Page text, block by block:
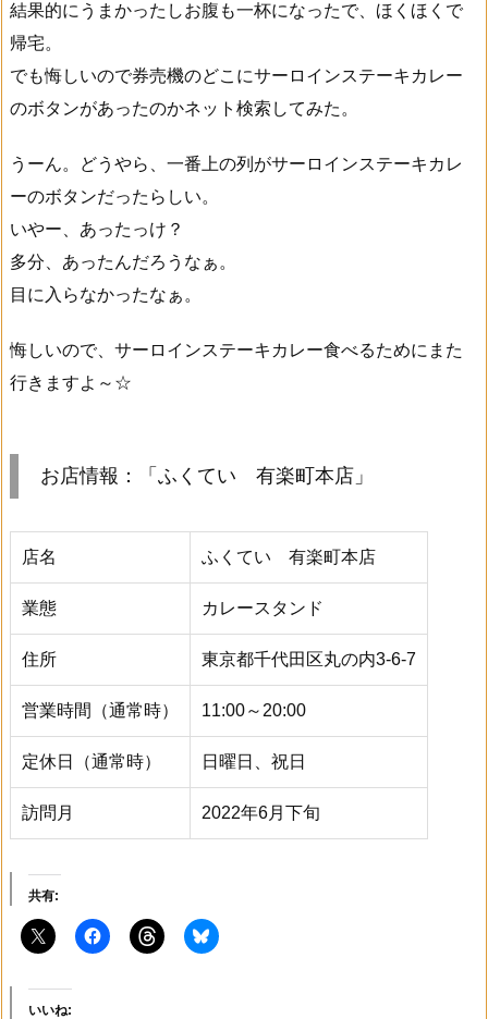
結果的にうまかったしお腹も一杯になったで、ほくほくで
帰宅。
でも悔しいので券売機のどこにサーロインステーキカレー
のボタンがあったのかネット検索してみた。
うーん。どうやら、一番上の列がサーロインステーキカレ
ーのボタンだったらしい。
いやー、あったっけ？
多分、あったんだろうなぁ。
目に入らなかったなぁ。
悔しいので、サーロインステーキカレー食べるためにまた
行きますよ～☆
お店情報：「ふくてい 有楽町本店」
店名 ふくてい 有楽町本店
業態 カレースタンド
住所 東京都千代田区丸の内3-6-7
営業時間（通常時） 11:00～20:00
定休日（通常時） 日曜日、祝日
訪問月 2022年6月下旬
共有:
いいね: